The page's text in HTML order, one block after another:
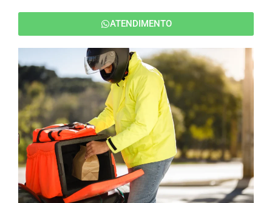
ATENDIMENTO